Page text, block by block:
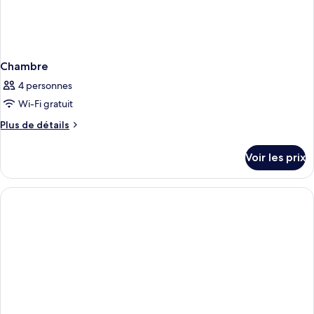
Chambre
4 personnes
Wi-Fi gratuit
Plus de détails
Plus
le
type
de
Voir les prix